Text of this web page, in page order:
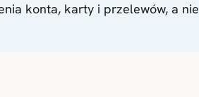
konta, karty i przelewów, a nie